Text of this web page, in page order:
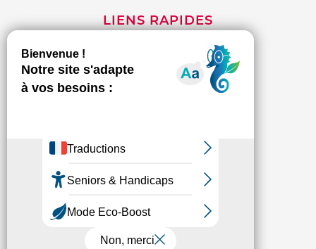
LIENS RAPIDES
Politique de confidentialité
L'association
Les établissements et services
Espace presse
Connexion